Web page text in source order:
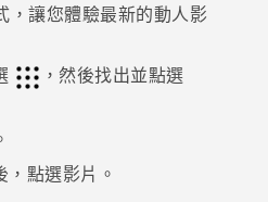
，讓您體驗最新的動人影
，然後找出並點選
點選影片。